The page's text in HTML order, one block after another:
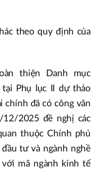
theo quy định của
thiện Danh mục
Phụ lục II dự thảo
chính đã có công văn
12/2025 đề nghị các
thuộc Chính phủ
tư và ngành nghề
mã ngành kinh tế